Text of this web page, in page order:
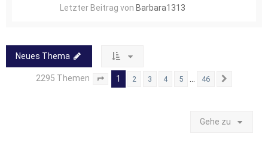
Letzter Beitrag von Barbara1313
Neues Thema
2295 Themen Seite von 46
1 2 3 4 5 46
Gehe zu